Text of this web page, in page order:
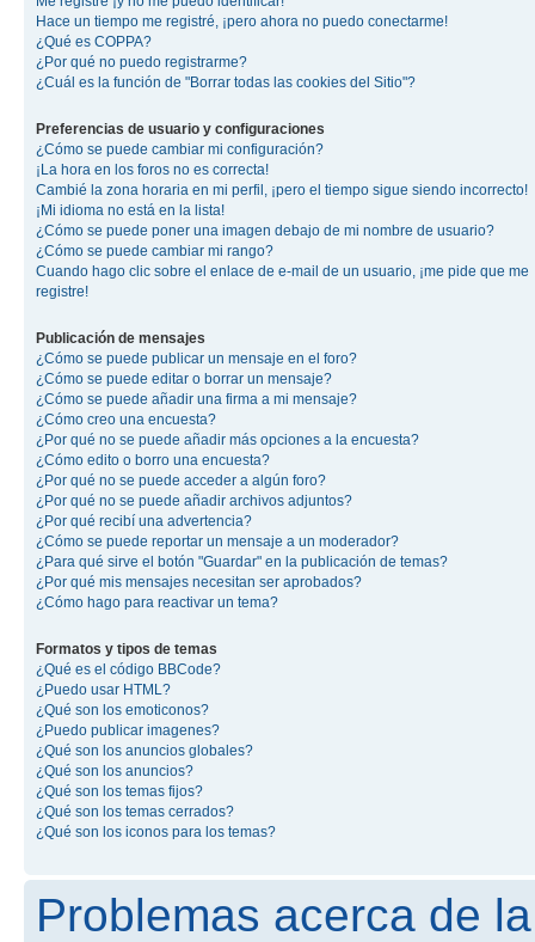
Hace un tiempo me registré, ¡pero ahora no puedo conectarme!
¿Qué es COPPA?
¿Por qué no puedo registrarme?
¿Cuál es la función de "Borrar todas las cookies del Sitio"?
Preferencias de usuario y configuraciones
¿Cómo se puede cambiar mi configuración?
¡La hora en los foros no es correcta!
Cambié la zona horaria en mi perfil, ¡pero el tiempo sigue siendo incorrecto!
¡Mi idioma no está en la lista!
¿Cómo se puede poner una imagen debajo de mi nombre de usuario?
¿Cómo se puede cambiar mi rango?
Cuando hago clic sobre el enlace de e-mail de un usuario, ¡me pide que me
registre!
Publicación de mensajes
¿Cómo se puede publicar un mensaje en el foro?
¿Cómo se puede editar o borrar un mensaje?
¿Cómo se puede añadir una firma a mi mensaje?
¿Cómo creo una encuesta?
¿Por qué no se puede añadir más opciones a la encuesta?
¿Cómo edito o borro una encuesta?
¿Por qué no se puede acceder a algún foro?
¿Por qué no se puede añadir archivos adjuntos?
¿Por qué recibí una advertencia?
¿Cómo se puede reportar un mensaje a un moderador?
¿Para qué sirve el botón "Guardar" en la publicación de temas?
¿Por qué mis mensajes necesitan ser aprobados?
¿Cómo hago para reactivar un tema?
Formatos y tipos de temas
¿Qué es el código BBCode?
¿Puedo usar HTML?
¿Qué son los emoticonos?
¿Puedo publicar imagenes?
¿Qué son los anuncios globales?
¿Qué son los anuncios?
¿Qué son los temas fijos?
¿Qué son los temas cerrados?
¿Qué son los iconos para los temas?
Problemas acerca de